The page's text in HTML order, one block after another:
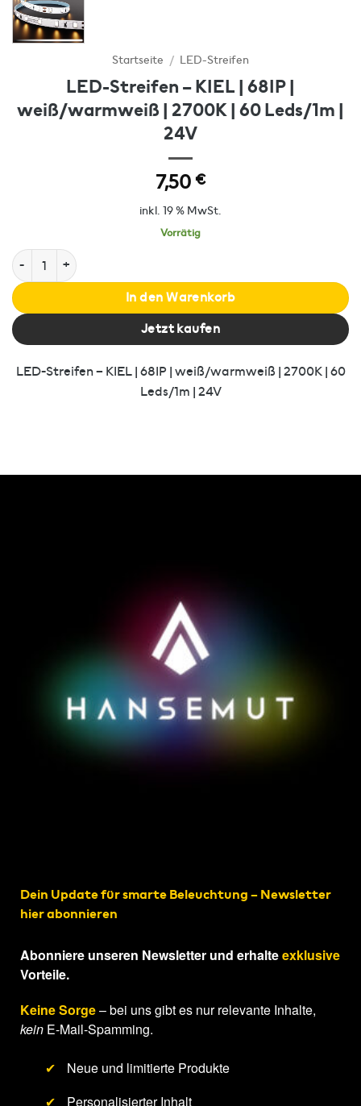
Startseite / LED-Streifen
LED-Streifen – KIEL | 68IP |
weiß/warmweiß | 2700K | 60 Leds/1m |
24V
7,50 €
inkl. 19 % MwSt.
Vorrätig
LED-Streifen - KIEL | 68IP | weiß/warmweiß | 2700K | 60 Leds/1m |
In den Warenkorb
Jetzt kaufen
LED-Streifen – KIEL | 68IP | weiß/warmweiß | 2700K | 60
Leds/1m | 24V
Dein Update für smarte Beleuchtung – Newsletter
hier abonnieren
Abonniere unseren Newsletter und erhalteexklusive
Vorteile.
Keine Sorge– bei uns gibt es nur relevante Inhalte,
kein E-Mail-Spamming.
✔
Neue und limitierte Produkte
✔
Personalisierter Inhalt